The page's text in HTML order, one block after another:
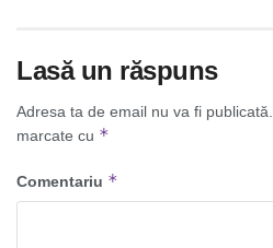
Lasă un răspuns
Adresa ta de email nu va fi publicată.
marcate cu *
Comentariu *